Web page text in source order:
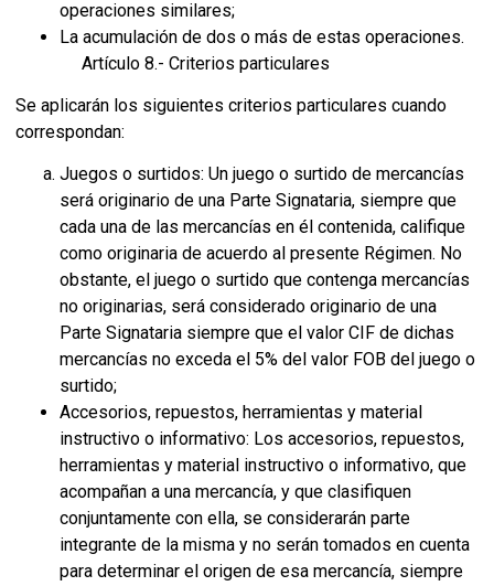
operaciones similares;
La acumulación de dos o más de estas operaciones.
Artículo 8.- Criterios particulares
Se aplicarán los siguientes criterios particulares cuando
correspondan:
Juegos o surtidos: Un juego o surtido de mercancías
será originario de una Parte Signataria, siempre que
cada una de las mercancías en él contenida, califique
como originaria de acuerdo al presente Régimen. No
obstante, el juego o surtido que contenga mercancías
no originarias, será considerado originario de una
Parte Signataria siempre que el valor CIF de dichas
mercancías no exceda el 5% del valor FOB del juego o
surtido;
Accesorios, repuestos, herramientas y material
instructivo o informativo: Los accesorios, repuestos,
herramientas y material instructivo o informativo, que
acompañan a una mercancía, y que clasifiquen
conjuntamente con ella, se considerarán parte
integrante de la misma y no serán tomados en cuenta
para determinar el origen de esa mercancía, siempre